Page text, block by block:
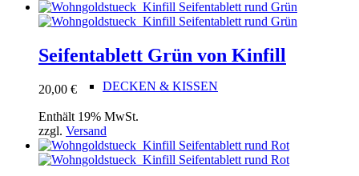
DECKEN & KISSEN
Seifentablett Grün von Kinfill
20,00 €
Enthält 19% MwSt.
zzgl. Versand